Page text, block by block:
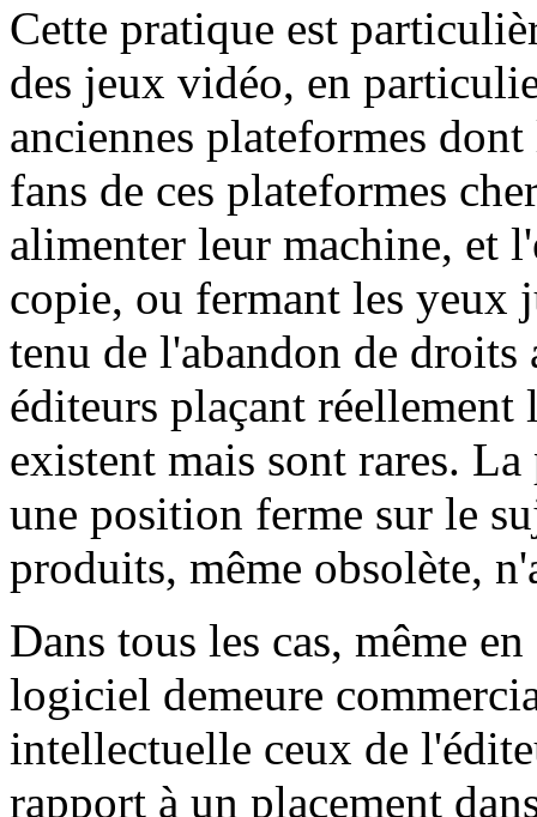
Cette pratique est
des jeux vidéo, en
anciennes plateformes
fans de ces plateformes
alimenter leur machine, et
copie, ou fermant les yeux
tenu de l'abandon de droits
éditeurs plaçant
existent mais sont rares.
une position ferme sur le
produits, même obsolète,
Dans tous les cas, même
logiciel demeure
intellectuelle ceux de
rapport à un placement